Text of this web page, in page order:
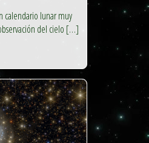
calendario lunar muy
del cielo […]